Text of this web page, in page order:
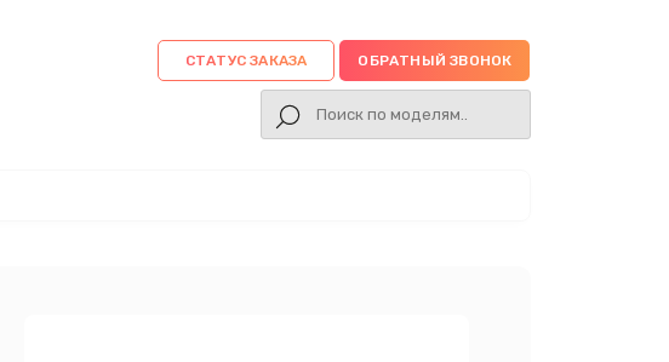
СТАТУС ЗАКАЗА ОБРАТНЫЙ ЗВОНОК